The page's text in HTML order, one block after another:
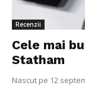
Recenzii
Cele mai
Statham
Nascut pe 12